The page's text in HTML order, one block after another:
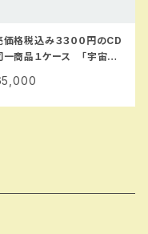
価格税込み３３００円のCD
一商品１ケース 「宇宙の